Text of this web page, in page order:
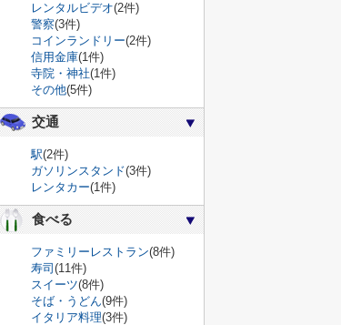
レンタルビデオ(2件)
警察(3件)
コインランドリー(2件)
信用金庫(1件)
寺院・神社(1件)
その他(5件)
交通
駅(2件)
ガソリンスタンド(3件)
レンタカー(1件)
食べる
ファミリーレストラン(8件)
寿司 (11件)
スイーツ(8件)
そば・うどん(9件)
イタリア料理(3件)